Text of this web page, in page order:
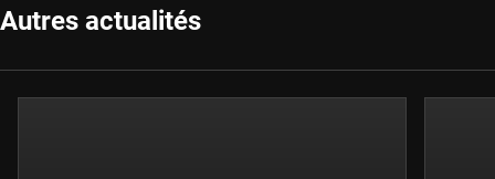
Autres actualités